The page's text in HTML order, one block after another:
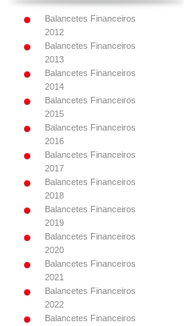
Balancetes Financeiros
2012
Balancetes Financeiros
2013
Balancetes Financeiros
2014
Balancetes Financeiros
2015
Balancetes Financeiros
2016
Balancetes Financeiros
2017
Balancetes Financeiros
2018
Balancetes Financeiros
2019
Balancetes Financeiros
2020
Balancetes Financeiros
2021
Balancetes Financeiros
2022
Balancetes Financeiros